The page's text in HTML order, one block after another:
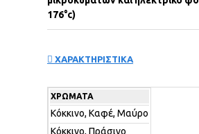
176°c)
ΧΑΡΑΚΤΗΡΙΣΤΙΚΑ
ΧΡΏΜΑΤΑ
Κόκκινο, Καφέ, Μαύρο
Κόκκινο, Πράσινο